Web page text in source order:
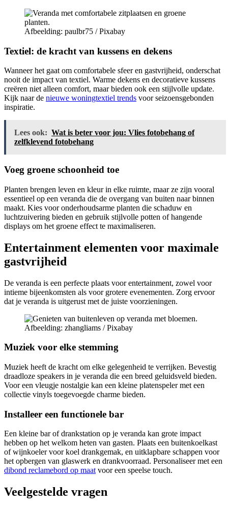
Afbeelding: paulbr75 / Pixabay
Textiel: de kracht van kussens en dekens
Wanneer het gaat om comfortabele sfeer en gastvrijheid, onderschat
nooit de impact van textiel. Warme dekens en decoratieve kussens
creëren niet alleen comfort, maar bieden ook een stijlvolle update.
Kijk naar de nieuwe woningtextiel trends voor seizoensgebonden
inspiratie.
Lees ook: Wat is beter voor jou: Vlies fotobehang of
zelfklevend fotobehang
Voeg groene schoonheid toe
Planten brengen leven en kleur in elke ruimte, maar ze zijn vooral
essentieel op een veranda die de overgang van buiten naar binnen
maakt. Kies voor onderhoudsarme planten die schaduw en
luchtzuivering bieden en gebruik stijlvolle potten of hangende
displays om het groene effect te maximaliseren.
Entertainment elementen voor maximale
gastvrijheid
De veranda is een perfecte plaats voor entertainment, zowel voor
intieme bijeenkomsten als voor grotere evenementen. Zorg ervoor
dat je veranda is uitgerust met de juiste voorzieningen.
Afbeelding: zhangliams / Pixabay
Muziek voor elke stemming
Muziek heeft de kracht om elke gelegenheid te verrijken. Bevestig
draadloze speakers in je veranda die een breed geluidsveld bieden.
Voor een vleugje nostalgie kan een kleine platenspeler met een
collectie vinyls toegevoegde charme bieden.
Installeer een functionele bar
Een kleine bar of drankstation op je veranda kan grote impact
hebben op het welkom heten van gasten. Plaats een buitenkoelkast
of wijnkoeler voor koel drankgemak, en uitklapbare schappen voor
het opbergen van glaswerk en drankvoorraad. Personaliseer met een
dibond reclamebord op maat voor een speelse touch.
Veelgestelde vragen